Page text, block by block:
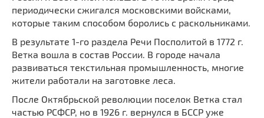
периодически сжигался московскими войсками,
которые таким способом боролись с раскольниками.
В результате 1-го раздела Речи Посполитой в 1772 г.
Ветка вошла в состав России. В городе начала
развиваться текстильная промышленность, многие
жители работали на заготовке леса.
После Октябрьской революции поселок Ветка стал
частью РСФСР, но в 1926 г. вернулся в БССР уже